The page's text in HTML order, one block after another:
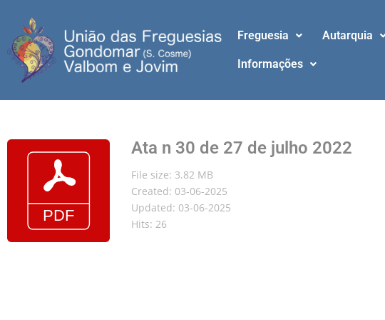
Freguesia Autarquia
Informações
Ata n 30 de 27 de julho 2022
File size: 3.82 MB
Created: 03-06-2025
Updated: 03-06-2025
Hits: 26